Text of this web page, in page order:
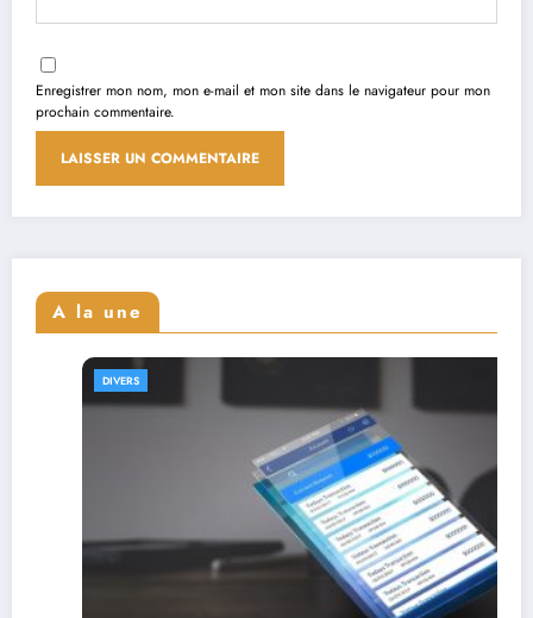
Enregistrer mon nom, mon e-mail et mon site dans le navigateur pour mon
prochain commentaire.
A la une
Interviews de